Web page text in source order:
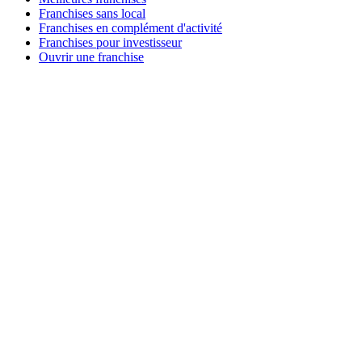
Franchises sans local
Franchises en complément d'activité
Franchises pour investisseur
Ouvrir une franchise